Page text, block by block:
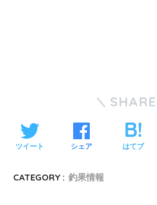
SHARE
ツイート シェア はてブ
CATEGORY : 釣果情報